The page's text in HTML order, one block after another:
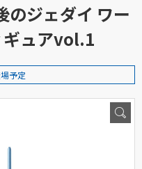
のジェダイ ワー
ギュアvol.1
予定